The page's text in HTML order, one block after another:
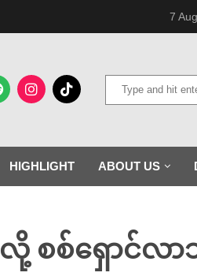
7
HIGHLIGHT ABOUT US
လို့ စစ်ရှောင်လ